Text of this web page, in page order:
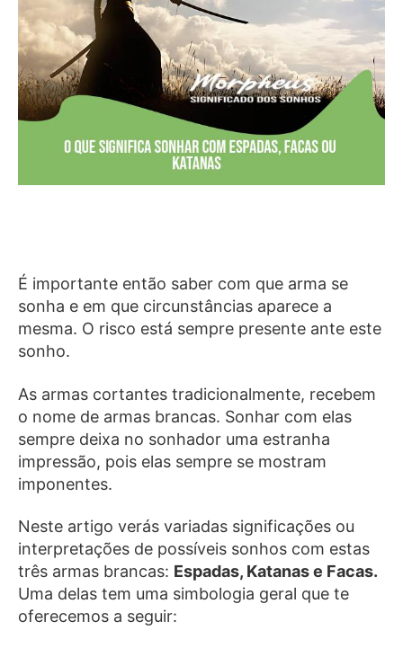
É importante então saber com que arma se
sonha e em que circunstâncias aparece a
mesma. O risco está sempre presente ante este
sonho.
As armas cortantes tradicionalmente, recebem
o nome de armas brancas. Sonhar com elas
sempre deixa no sonhador uma estranha
impressão, pois elas sempre se mostram
imponentes.
Neste artigo verás variadas significações ou
interpretações de possíveis sonhos com estas
três armas brancas: Espadas, Katanas e Facas.
Uma delas tem uma simbologia geral que te
oferecemos a seguir: